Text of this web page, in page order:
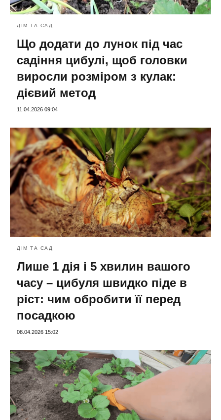
ДІМ ТА САД
Що додати до лунок під час
садіння цибулі, щоб головки
виросли розміром з кулак:
дієвий метод
11.04.2026 09:04
ДІМ ТА САД
Лише 1 дія і 5 хвилин вашого
часу – цибуля швидко піде в
ріст: чим обробити її перед
посадкою
08.04.2026 15:02